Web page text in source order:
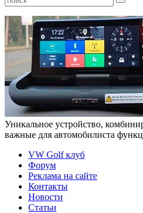
Уникальное устройство,
важные для автомобилиста
VW Golf клуб
Форум
Реклама на сайте
Контакты
Новости
Статьи